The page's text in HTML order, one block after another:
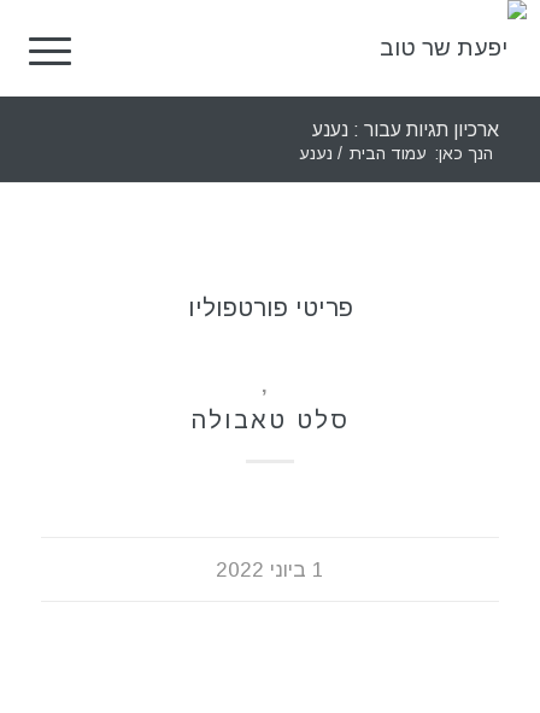
ארכיון תגיות עבור : נענע
הנך כאן: עמוד הבית / נענע
פריטי פורטפוליו
,
סלט טאבולה
1 ביוני 2022